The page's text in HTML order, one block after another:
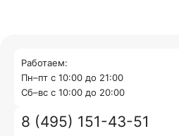
Работаем:
Пн–пт с 10:00 до 21:00
Cб–вс с 10:00 до 20:00
8 (495) 151-43-51